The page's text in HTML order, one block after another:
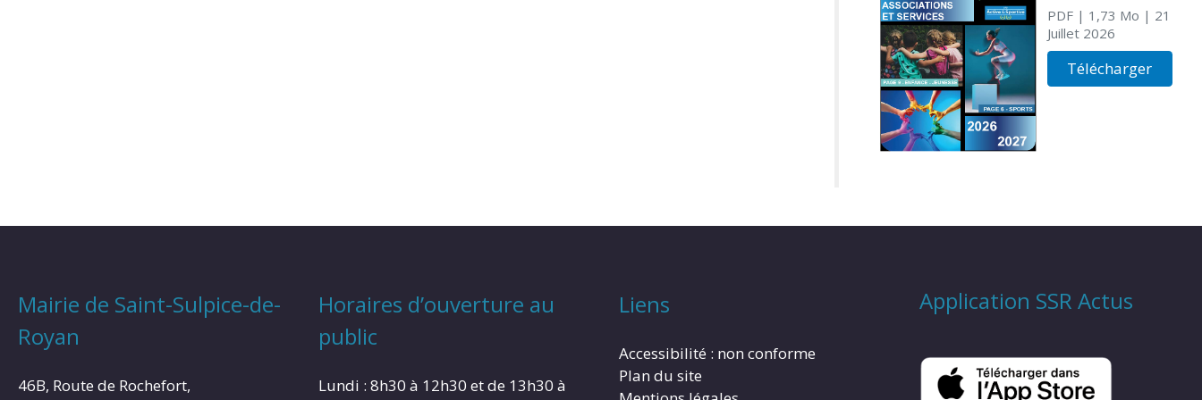
PDF| 1,73 Mo | 21
Juillet 2026
Télécharger
Mairie de Saint-Sulpice-de-
Royan
46B, Route de Rochefort,
Horaires d’ouverture au
public
Lundi : 8h30 à 12h30 et de 13h30 à
Liens
Accessibilité : non conforme
Plan du site
Application SSR Actus